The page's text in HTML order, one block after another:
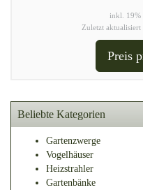
inkl. 19%
Zuletzt aktualisiert
Preis
Beliebte Kategorien
Gartenzwerge
Vogelhäuser
Heizstrahler
Gartenbänke